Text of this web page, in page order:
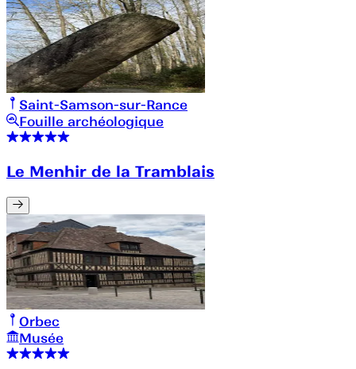
Saint-Samson-sur-Rance
Fouille archéologique
Le Menhir de la Tramblais
Orbec
Musée